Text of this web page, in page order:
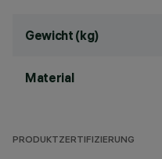
Gewicht (kg)
Material
PRODUKTZERTIFIZIERUNG